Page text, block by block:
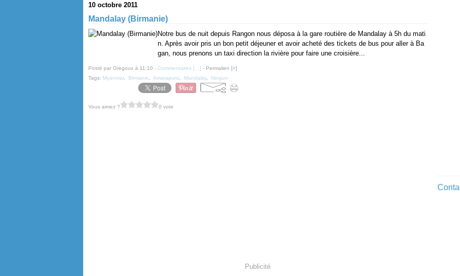
10 octobre 2011
Mandalay (Birmanie)
Notre bus de nuit depuis Rangon nous déposa à la gare routière de Mandalay à 5h du mati
n. Après avoir pris un bon petit déjeuner et avoir acheté des tickets de bus pour aller à Ba
gan, nous prenons un taxi direction la rivière pour faire une croisière...
Posté par Gregoux à 11:10 - Commentaires [ ] - Permalien [#]
Tags: Myanmar, Birmanie Amarapura Mandalay, Ningun
Vous aimez ? 0 vote
Publicité